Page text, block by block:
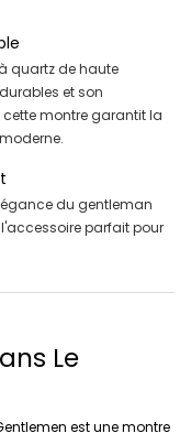
quartz de haute
et son
montre garantit la
du gentleman
parfait pour
Le
est une montre